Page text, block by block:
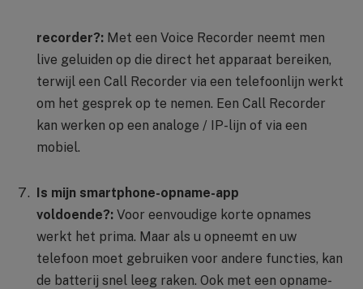
recorder?: Met een Voice Recorder neemt men
live geluiden op die direct het apparaat bereiken,
terwijl een Call Recorder via een telefoonlijn werkt
om het gesprek op te nemen. Een Call Recorder
kan werken op een analoge / IP-lijn of via een
mobiel.
Is mijn smartphone-opname-app
voldoende?: Voor eenvoudige korte opnames
werkt het prima. Maar als u opneemt en uw
telefoon moet gebruiken voor andere functies, kan
de batterij snel leeg raken. Ook met een opname-